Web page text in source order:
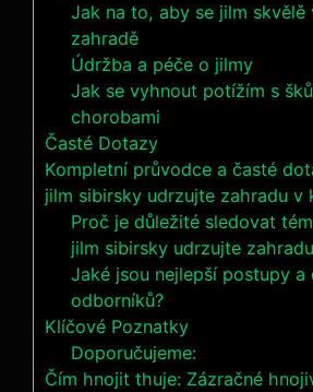
Jak na to, aby se jilm skvělě
zahradě
Údržba a péče o jilmy
Jak se vyhnout potížím s
chorobami
Časté Dotazy
Kompletní průvodce a časté
jilm sibirsky udrzujte zahradu v
Proč je důležité sledovat
jilm sibirsky udrzujte
Jaké jsou nejlepší postupy a
odborníků?
Klíčové Poznatky
Doporučujeme:
Čím hnojit thuje: Zázračné